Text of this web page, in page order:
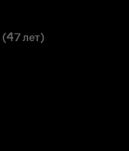
(47 лет)